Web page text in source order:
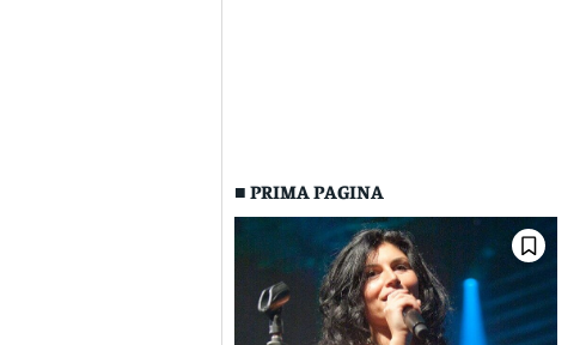
■ PRIMA PAGINA